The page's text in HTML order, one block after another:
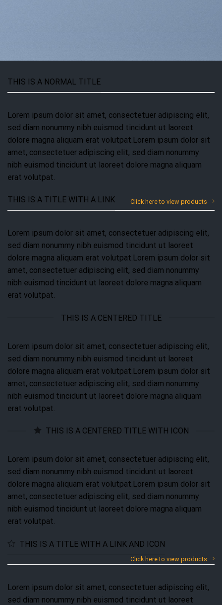
THIS IS A NORMAL TITLE
Lorem ipsum dolor sit amet, consectetuer adipiscing elit,
sed diam nonummy nibh euismod tincidunt ut laoreet
dolore magna aliquam erat volutpat.Lorem ipsum dolor sit
amet, consectetuer adipiscing elit, sed diam nonummy
nibh euismod tincidunt ut laoreet dolore magna aliquam
erat volutpat.
THIS IS A TITLE WITH A LINK Click here to view products
Lorem ipsum dolor sit amet, consectetuer adipiscing elit,
sed diam nonummy nibh euismod tincidunt ut laoreet
dolore magna aliquam erat volutpat.Lorem ipsum dolor sit
amet, consectetuer adipiscing elit, sed diam nonummy
nibh euismod tincidunt ut laoreet dolore magna aliquam
erat volutpat.
THIS IS A CENTERED TITLE
Lorem ipsum dolor sit amet, consectetuer adipiscing elit,
sed diam nonummy nibh euismod tincidunt ut laoreet
dolore magna aliquam erat volutpat.Lorem ipsum dolor sit
amet, consectetuer adipiscing elit, sed diam nonummy
nibh euismod tincidunt ut laoreet dolore magna aliquam
erat volutpat.
THIS IS A CENTERED TITLE WITH ICON
Lorem ipsum dolor sit amet, consectetuer adipiscing elit,
sed diam nonummy nibh euismod tincidunt ut laoreet
dolore magna aliquam erat volutpat.Lorem ipsum dolor sit
amet, consectetuer adipiscing elit, sed diam nonummy
nibh euismod tincidunt ut laoreet dolore magna aliquam
erat volutpat.
THIS IS A TITLE WITH A LINK AND ICON
Click here to view products
Lorem ipsum dolor sit amet, consectetuer adipiscing elit,
sed diam nonummy nibh euismod tincidunt ut laoreet